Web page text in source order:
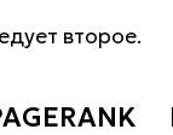
второе.